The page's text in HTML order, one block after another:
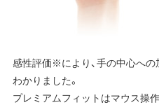
感性評価※により、手の中心へ
わかりました。
プレミアムフィットはマウス操作